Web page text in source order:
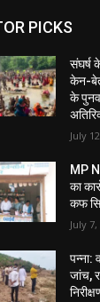
PICKS
संघर्ष
केन-
के
July
MP
का
कफ
July
जांच,